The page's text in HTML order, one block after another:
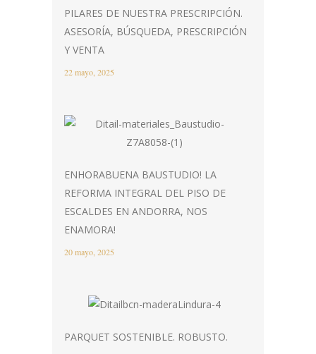
PILARES DE NUESTRA PRESCRIPCIÓN.
ASESORÍA, BÚSQUEDA, PRESCRIPCIÓN
Y VENTA
22 mayo, 2025
ENHORABUENA BAUSTUDIO! LA
REFORMA INTEGRAL DEL PISO DE
ESCALDES EN ANDORRA, NOS
ENAMORA!
20 mayo, 2025
PARQUET SOSTENIBLE. ROBUSTO.